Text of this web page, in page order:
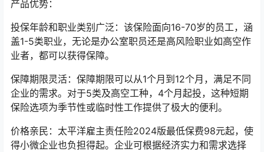
产品优势：
投保年龄和职业类别广泛：该保险面向16-70岁的员工，涵
盖1-5类职业，无论是办公室职员还是高风险职业如高空作
业者，都可以获得保障。
保障期限灵活：保障期限可以从1个月到12个月，满足不同
企业的需求。对于5类及高空工种，4个月起投，这种短期
保险选项为季节性或临时性工作提供了极大的便利。
价格亲民：太平洋雇主责任险2024版最低保费98元起，使
得小微企业也负担得起。企业可根据经济实力和需求选择